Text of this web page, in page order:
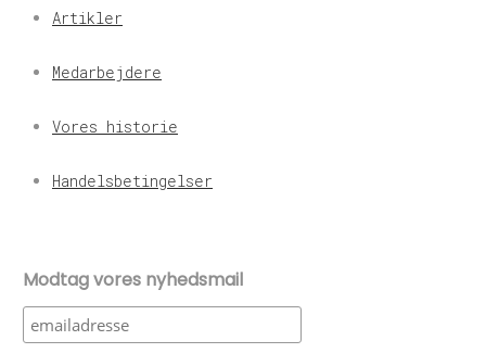
Artikler
Medarbejdere
Vores historie
Handelsbetingelser
Modtag vores nyhedsmail